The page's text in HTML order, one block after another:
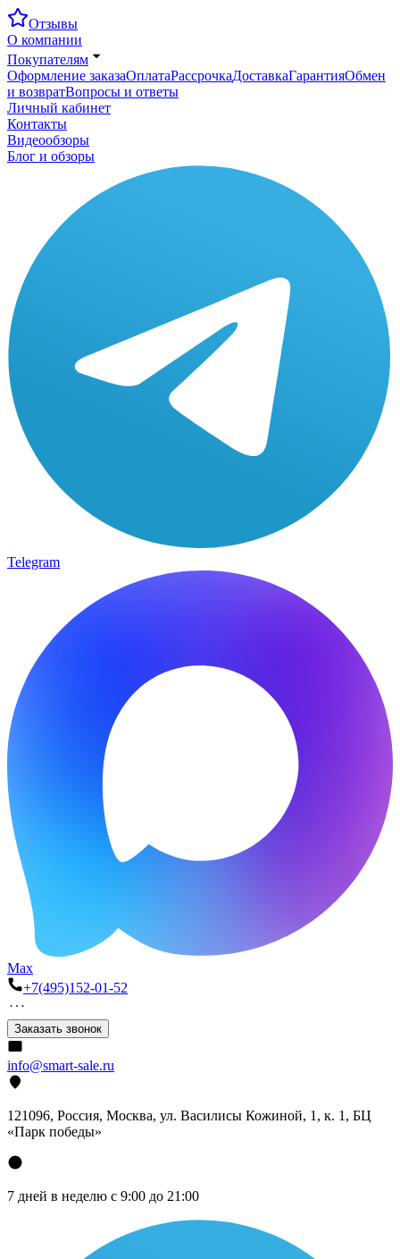
Отзывы
О компании
Покупателям
Оформление заказаОплатаРассрочкаДоставкаГарантияОбмен
и возвратВопросы и ответы
Личный кабинет
Контакты
Видеообзоры
Блог и обзоры
Telegram
Max
+7(495)152-01-52
Заказать звонок
info@smart-sale.ru
121096, Россия, Москва, ул. Василисы Кожиной, 1, к. 1, БЦ
«Парк победы»
7 дней в неделю с 9:00 до 21:00